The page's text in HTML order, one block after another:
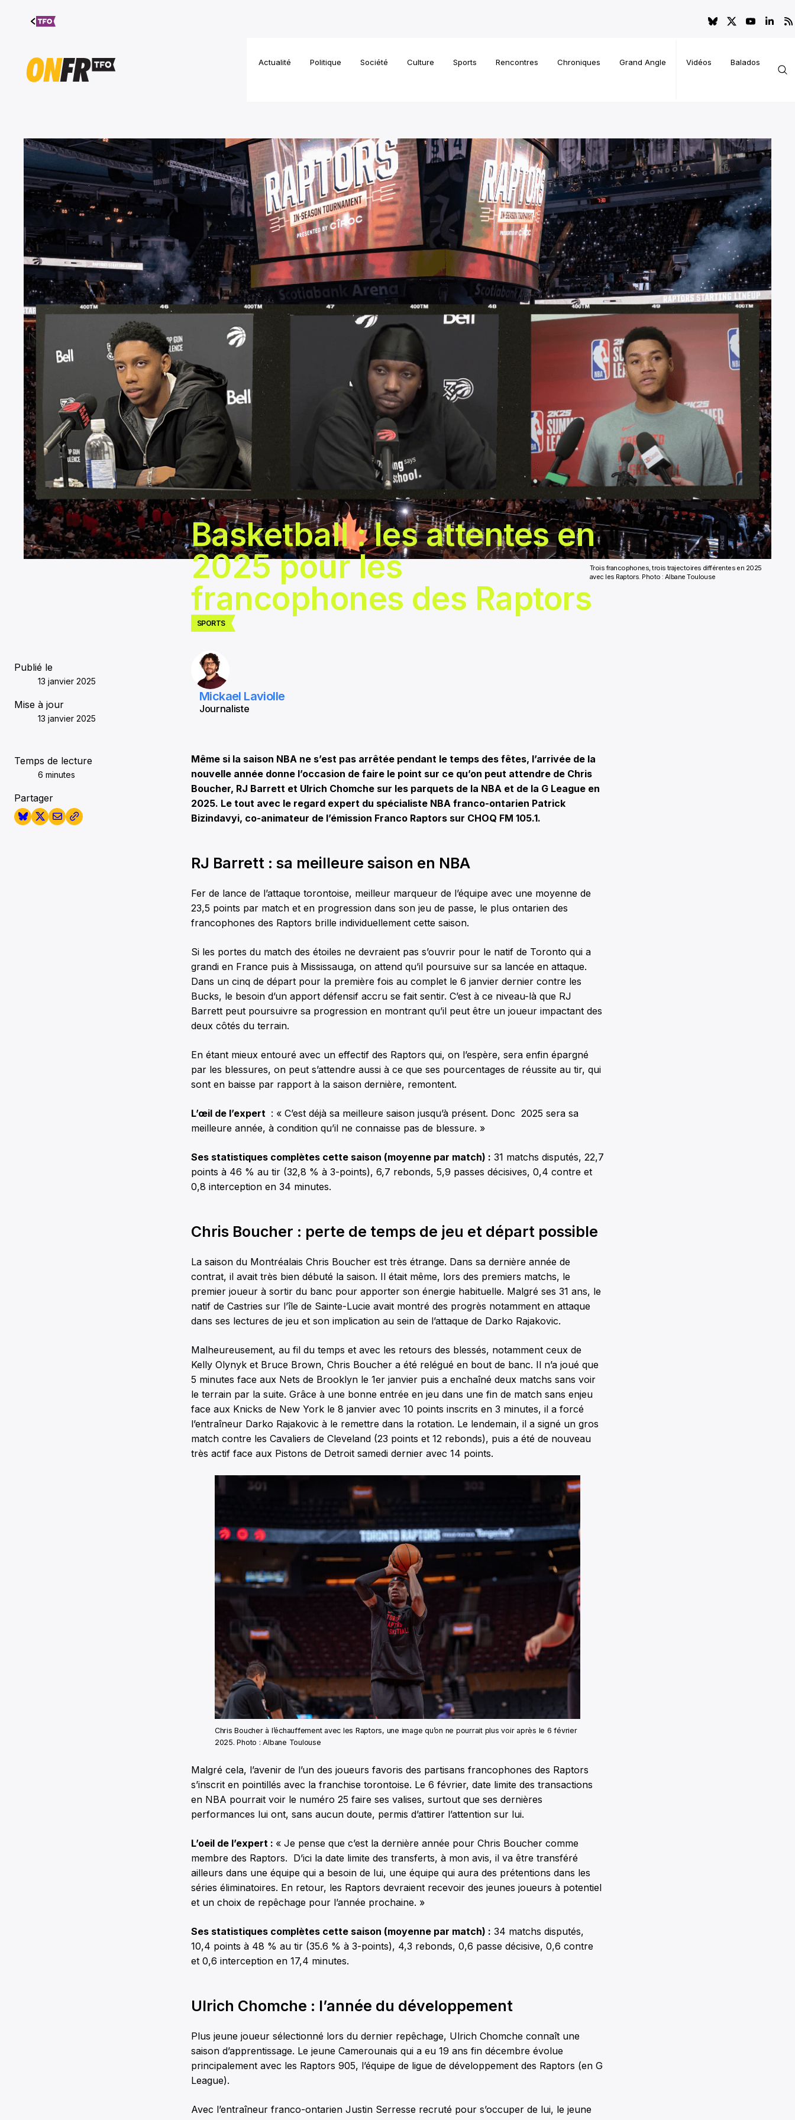
Aller au
contenu
Actualité Politique Société Culture Sports Rencontres Chroniques Grand Angle Vidéos Balados
Trois francophones, trois trajectoires différentes en 2025
avec les Raptors. Photo : Albane Toulouse
SPORTS
Basketball : les attentes en
2025 pour les
francophones des Raptors
Publié le
13 janvier 2025
Mise à jour
13 janvier 2025
Temps de lecture
6 minutes
Partager
Mickael Laviolle
Journaliste
Même si la saison NBA ne s’est pas arrêtée pendant le temps des fêtes, l’arrivée de la
nouvelle année donne l’occasion de faire le point sur ce qu’on peut attendre de Chris
Boucher, RJ Barrett et Ulrich Chomche sur les parquets de la NBA et de la G League en
2025. Le tout avec le regard expert du spécialiste NBA franco-ontarien Patrick
Bizindavyi, co-animateur de l’émission Franco Raptors sur CHOQ FM 105.1.
RJ Barrett : sa meilleure saison en NBA
Fer de lance de l’attaque torontoise, meilleur marqueur de l’équipe avec une moyenne de
23,5 points par match et en progression dans son jeu de passe, le plus ontarien des
francophones des Raptors brille individuellement cette saison.
Si les portes du match des étoiles ne devraient pas s’ouvrir pour le natif de Toronto qui a
grandi en France puis à Mississauga, on attend qu’il poursuive sur sa lancée en attaque.
Dans un cinq de départ pour la première fois au complet le 6 janvier dernier contre les
Bucks, le besoin d’un apport défensif accru se fait sentir. C’est à ce niveau-là que RJ
Barrett peut poursuivre sa progression en montrant qu’il peut être un joueur impactant des
deux côtés du terrain.
En étant mieux entouré avec un effectif des Raptors qui, on l’espère, sera enfin épargné
par les blessures, on peut s’attendre aussi à ce que ses pourcentages de réussite au tir, qui
sont en baisse par rapport à la saison dernière, remontent.
L’œil de l’expert : « C’est déjà sa meilleure saison jusqu’à présent. Donc 2025 sera sa
meilleure année, à condition qu’il ne connaisse pas de blessure. »
Ses statistiques complètes cette saison (moyenne par match) : 31 matchs disputés, 22,7
points à 46 % au tir (32,8 % à 3-points), 6,7 rebonds, 5,9 passes décisives, 0,4 contre et
0,8 interception en 34 minutes.
Chris Boucher : perte de temps de jeu et départ possible
La saison du Montréalais Chris Boucher est très étrange. Dans sa dernière année de
contrat, il avait très bien débuté la saison. Il était même, lors des premiers matchs, le
premier joueur à sortir du banc pour apporter son énergie habituelle. Malgré ses 31 ans, le
natif de Castries sur l’île de Sainte-Lucie avait montré des progrès notamment en attaque
dans ses lectures de jeu et son implication au sein de l’attaque de Darko Rajakovic.
Malheureusement, au fil du temps et avec les retours des blessés, notamment ceux de
Kelly Olynyk et Bruce Brown, Chris Boucher a été relégué en bout de banc. Il n’a joué que
5 minutes face aux Nets de Brooklyn le 1er janvier puis a enchaîné deux matchs sans voir
le terrain par la suite. Grâce à une bonne entrée en jeu dans une fin de match sans enjeu
face aux Knicks de New York le 8 janvier avec 10 points inscrits en 3 minutes, il a forcé
l’entraîneur Darko Rajakovic à le remettre dans la rotation. Le lendemain, il a signé un gros
match contre les Cavaliers de Cleveland (23 points et 12 rebonds), puis a été de nouveau
très actif face aux Pistons de Detroit samedi dernier avec 14 points.
Chris Boucher à l’échauffement avec les Raptors, une image qu’on ne pourrait plus voir après le 6 février
2025. Photo : Albane Toulouse
Malgré cela, l’avenir de l’un des joueurs favoris des partisans francophones des Raptors
s’inscrit en pointillés avec la franchise torontoise. Le 6 février, date limite des transactions
en NBA pourrait voir le numéro 25 faire ses valises, surtout que ses dernières
performances lui ont, sans aucun doute, permis d’attirer l’attention sur lui.
L’oeil de l’expert : « Je pense que c’est la dernière année pour Chris Boucher comme
membre des Raptors. D’ici la date limite des transferts, à mon avis, il va être transféré
ailleurs dans une équipe qui a besoin de lui, une équipe qui aura des prétentions dans les
séries éliminatoires. En retour, les Raptors devraient recevoir des jeunes joueurs à potentiel
et un choix de repêchage pour l’année prochaine. »
Ses statistiques complètes cette saison (moyenne par match) : 34 matchs disputés,
10,4 points à 48 % au tir (35.6 % à 3-points), 4,3 rebonds, 0,6 passe décisive, 0,6 contre
et 0,6 interception en 17,4 minutes.
Ulrich Chomche : l’année du développement
Plus jeune joueur sélectionné lors du dernier repêchage, Ulrich Chomche connaît une
saison d’apprentissage. Le jeune Camerounais qui a eu 19 ans fin décembre évolue
principalement avec les Raptors 905, l’équipe de ligue de développement des Raptors (en G
League).
Avec l’entraîneur franco-ontarien Justin Serresse recruté pour s’occuper de lui, le jeune